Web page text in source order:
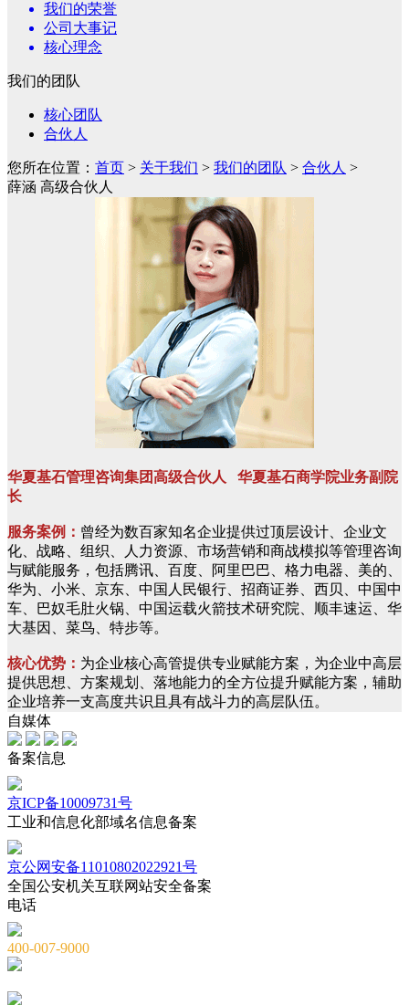
我们的荣誉
公司大事记
核心理念
我们的团队
核心团队
合伙人
您所在位置： 首页 > 关于我们 > 我们的团队 > 合伙人 >
薛涵 高级合伙人
华夏基石管理咨询集团高级合伙人 华夏基石商学院业务副院
长
服务案例： 曾经为数百家知名企业提供过顶层设计、企业文
化、战略、组织、人力资源、市场营销和商战模拟等管理咨询
与赋能服务，包括腾讯、百度、阿里巴巴、格力电器、美的、
华为、小米、京东、中国人民银行、招商证券、西贝、中国中
车、巴奴毛肚火锅、中国运载火箭技术研究院、顺丰速运、华
大基因、菜鸟、特步等。
核心优势： 为企业核心高管提供专业赋能方案，为企业中高层
提供思想、方案规划、落地能力的全方位提升赋能方案，辅助
企业培养一支高度共识且具有战斗力的高层队伍。
自媒体
备案信息
京ICP备10009731号
工业和信息化部域名信息备案
京公网安备11010802022921号
全国公安机关互联网站安全备案
电话
400-007-9000